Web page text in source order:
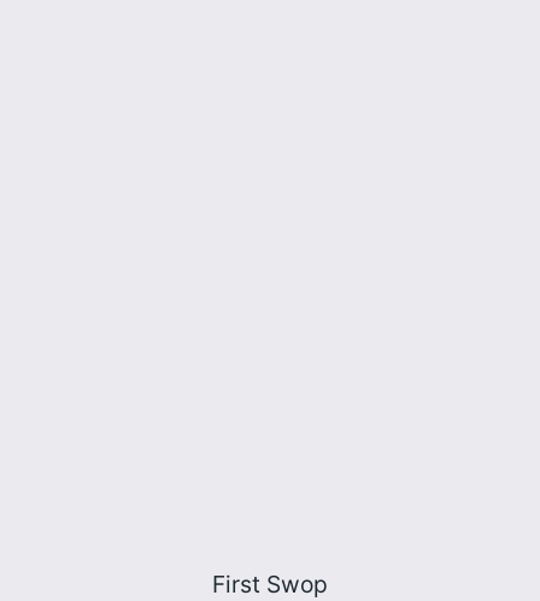
First Swop